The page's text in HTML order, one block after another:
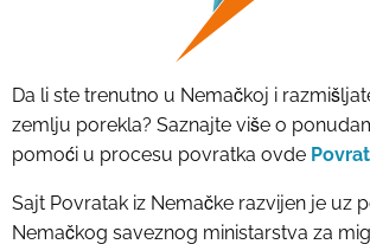
Da li ste trenutno u Nemačkoj i
zemlju porekla? Saznajte više o
pomoći u procesu povratka ovde
Sajt Povratak iz Nemačke razvijen je uz
Nemačkog saveznog ministarstva za